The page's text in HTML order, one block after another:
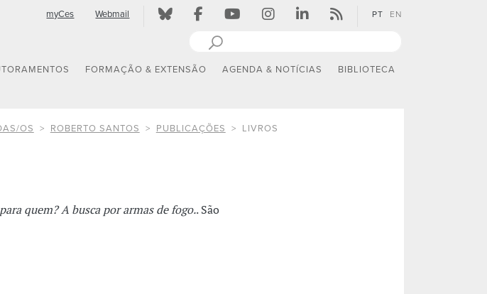
myCes Webmail PT EN
FORMAÇÃO & EXTENSÃO AGENDA & NOTÍCIAS BIBLIOTECA
OS ROBERTO SANTOS PUBLICAÇÕES LIVROS
quem? A busca por armas de fogo.. São